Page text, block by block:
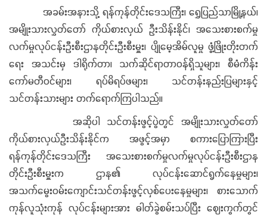
အခမ်းအနားသို့ ရန်ကုန်တိုင်းဒေသကြီး၊ ရွှေပြည်သာမြို့နယ်၊
အမျိုးသားလွှတ်တော် ကိုယ်စားလှယ် ဦးသိန်းနိုင်၊ အသေးစားစက်မှု
လက်မှုလုပ်ငန်းဦးစီးဌာနတိုင်းဦးစီးမှူး၊ ပျိုမေ့အိမ်လူမှု ဖွံ့ဖြိုးတိုးတက်
ရေး အသင်းမှ ဒါရိုက်တာ၊ သက်ဆိုင်ရာတာဝန်ရှိသူများ၊ စီမံကိန်း
ကော်မတီဝင်များ၊ ရပ်မိရပ်ဖများ၊ သင်တန်းနည်းပြများနှင့်
သင်တန်းသားများ တက်ရောက်ကြပါသည်။
အဆိုပါ သင်တန်းဖွင့်ပွဲတွင် အမျိုးသားလွှတ်တော်
ကိုယ်စားလှယ်ဦးသိန်းနိုင်က အဖွင့်အမှာ စကားပြောကြားပြီး
ရန်ကုန်တိုင်းဒေသကြီး အသေးစားစက်မှုလက်မှုလုပ်ငန်းဦးစီးဌာန
တိုင်းဦးစီးမှူးက ဌာန၏ လုပ်ငန်းဆောင်ရွက်နေမှုများ၊
အသက်မွေးဝမ်းကျောင်းသင်တန်းဖွင့်လှစ်ပေးနေမှုများ၊ စားသောက်
ကုန်လူသုံးကုန် လုပ်ငန်းများအား ဓါတ်ခွဲစမ်းသပ်ပြီး ဈေးကွက်တွင်